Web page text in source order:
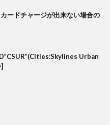
ードチャージが出来ない場合の
Urban